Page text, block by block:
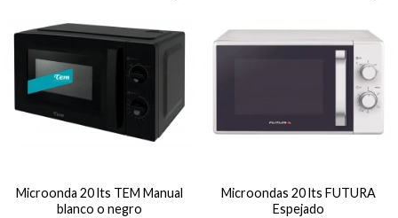
Microonda 20 lts TEM Manual
blanco o negro
Microondas 20 lts FUTURA
Espejado